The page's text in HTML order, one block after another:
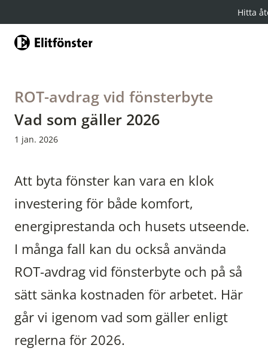
Hitta
Hem
ROT-avdrag vid fönsterbyte
Vad som gäller 2026
1 jan. 2026
Att byta fönster kan vara en klok
investering för både komfort,
energiprestanda och husets utseende.
I många fall kan du också använda
ROT-avdrag vid fönsterbyte och på så
sätt sänka kostnaden för arbetet. Här
går vi igenom vad som gäller enligt
reglerna för 2026.